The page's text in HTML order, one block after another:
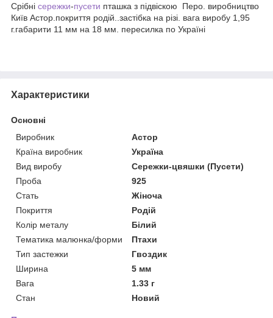
Срібні сережки-пусети пташка з підвіскою Перо. виробництво
Київ Астор.покриття родій..застібка на різі. вага виробу 1,95
г.габарити 11 мм на 18 мм. пересилка по Україні
Характеристики
Основні
Виробник
Астор
Країна виробник
Україна
Вид виробу
Сережки-цвяшки (Пусети)
Проба
925
Стать
Жіноча
Покриття
Родій
Колір металу
Білий
Тематика малюнка/форми
Птахи
Тип застежки
Гвоздик
Ширина
5 мм
Вага
1.33 г
Стан
Новий